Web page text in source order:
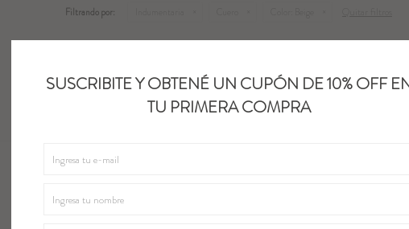
SUSCRIBITE Y OBTENÉ UN CUPÓN DE 10% OFF
TU PRIMERA COMPRA
Filtrando por: